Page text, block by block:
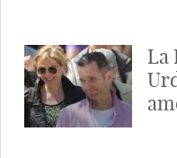
La